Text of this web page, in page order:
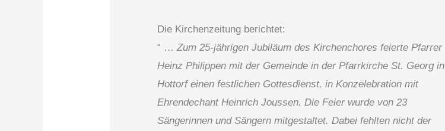
Die Kirchenzeitung berichtet:
“ …Zum 25-jährigen Jubiläum des Kirchenchores feierte Pfarrer
Heinz Philippen mit der Gemeinde in der Pfarrkirche St. Georg in
Hottorf einen festlichen Gottesdienst, in Konzelebration mit
Ehrendechant Heinrich Joussen. Die Feier wurde von 23
Sängerinnen und Sängern mitgestaltet. Dabei fehlten nicht der